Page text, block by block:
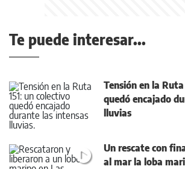
Te puede interesar...
Tensión en la
quedó encajado
lluvias
Un rescate con
al mar la loba